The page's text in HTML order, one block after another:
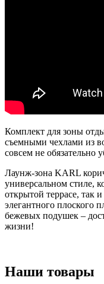
Комплект для зоны
съемными чехлами из
совсем не обязательно
Лаунж-зона KARL
универсальном стиле,
открытой террасе, так
элегантного плоского
бежевых подушек –
жизни!
Наши товары